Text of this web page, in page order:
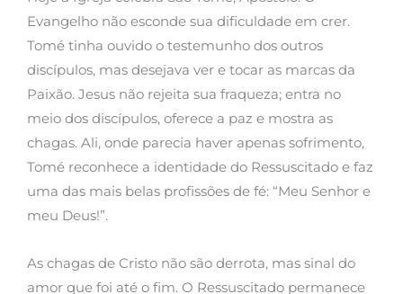
Evangelho não esconde sua dificuldade em crer.
Tomé tinha ouvido o testemunho dos outros
discípulos, mas desejava ver e tocar as marcas da
Paixão. Jesus não rejeita sua fraqueza; entra no
meio dos discípulos, oferece a paz e mostra as
chagas. Ali, onde parecia haver apenas sofrimento,
Tomé reconhece a identidade do Ressuscitado e faz
uma das mais belas profissões de fé: “Meu Senhor e
meu Deus!”.
As chagas de Cristo não são derrota, mas sinal do
amor que foi até o fim. O Ressuscitado permanece